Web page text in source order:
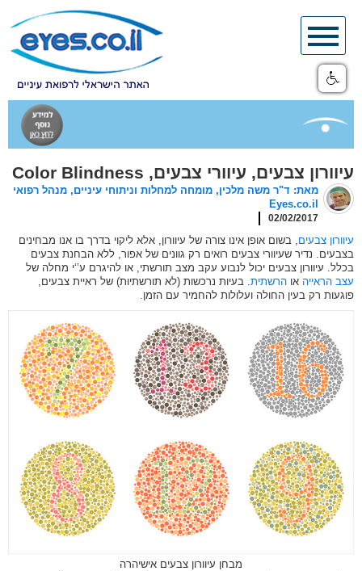
Skip
content
עיוורון צבעים, עיוורי צבעים, Color Blindness
מאת: ד"ר משה מלכין, מומחה למחלות וניתוחי עיניים, מנהל רפואי
Eyes.co.il
02/02/2017
עיוורון צבעים , בשום אופן אינו צורה של עיוורון, אלא ליקוי בדרך בו אנו מבחינים
בצבעים. נדיר שעיוורי צבעים רואים רק גוונים של אפור, ללא הבחנת צבעים
בכלל. עיוורון צבעים יכול לנבוע עקב מצב תורשתי, או להיגרם ע’‘י מחלה של
עצב הראייה או הרשתית . בעיות נרכשות (לא תורשתיות) של ראיית צבעים,
פוגעות רק בעין החולה ועלולות להחמיר עם הזמן.
מבחן עיוורון צבעים אישיהרה